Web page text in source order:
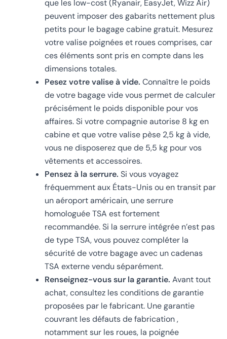
que les low-cost (Ryanair, EasyJet, Wizz Air)
peuvent imposer des gabarits nettement plus
petits pour le bagage cabine gratuit. Mesurez
votre valise poignées et roues comprises, car
ces éléments sont pris en compte dans les
dimensions totales.
Pesez votre valise à vide. Connaître le poids
de votre bagage vide vous permet de calculer
précisément le poids disponible pour vos
affaires. Si votre compagnie autorise 8 kg en
cabine et que votre valise pèse 2,5 kg à vide,
vous ne disposerez que de 5,5 kg pour vos
vêtements et accessoires.
Pensez à la serrure. Si vous voyagez
fréquemment aux États-Unis ou en transit par
un aéroport américain, une serrure
homologuée TSA est fortement
recommandée. Si la serrure intégrée n’est pas
de type TSA, vous pouvez compléter la
sécurité de votre bagage avec un cadenas
TSA externe vendu séparément.
Renseignez-vous sur la garantie. Avant tout
achat, consultez les conditions de garantie
proposées par le fabricant. Une garantie
couvrant les défauts de fabrication ,
notamment sur les roues, la poignée